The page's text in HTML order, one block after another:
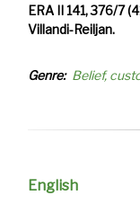
ERA II 141, 376/7
Villandi-Reiljan.
Genre Belief,
English